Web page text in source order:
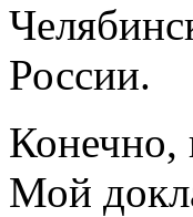
России.
Конечно,
Мой